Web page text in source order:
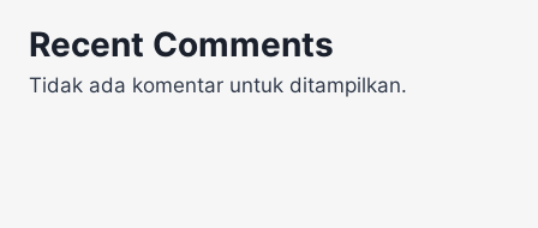
Recent Comments
Tidak ada komentar untuk ditampilkan.